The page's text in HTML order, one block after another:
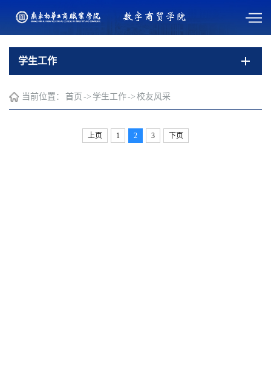
学生工作
当前位置： 首页 -> 学生工作-> 校友风采
上页 1 2 3 下页